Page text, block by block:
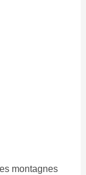
montagnes